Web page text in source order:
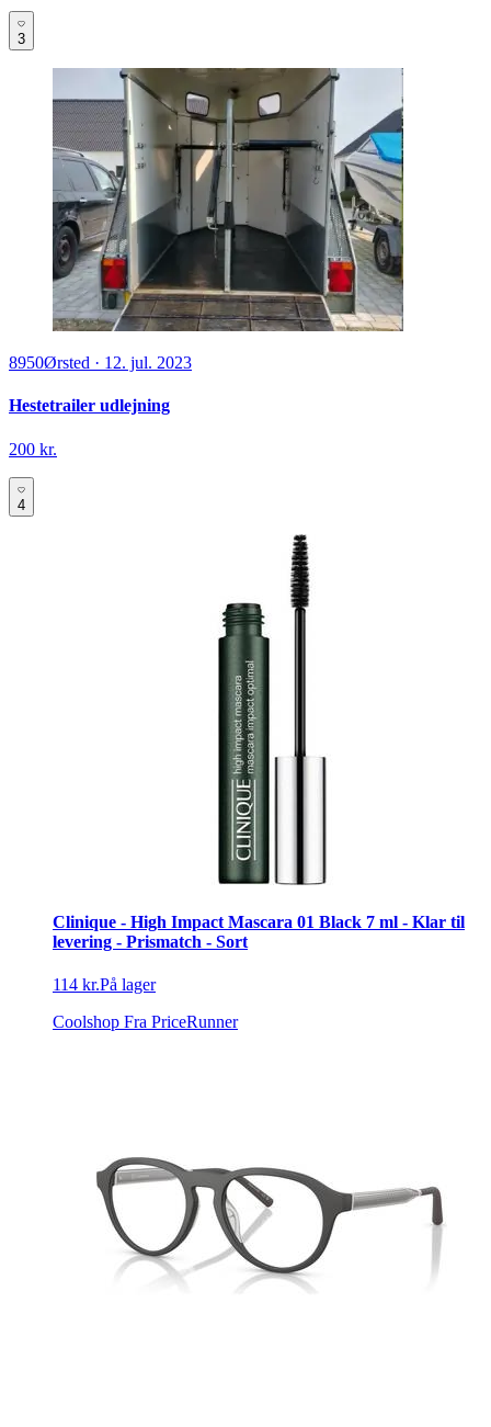
3
8950Ørsted · 12. jul. 2023
Hestetrailer udlejning
200 kr.
4
Clinique - High Impact Mascara 01 Black 7 ml - Klar til
levering - Prismatch - Sort
114 kr.På lager
Coolshop Fra PriceRunner